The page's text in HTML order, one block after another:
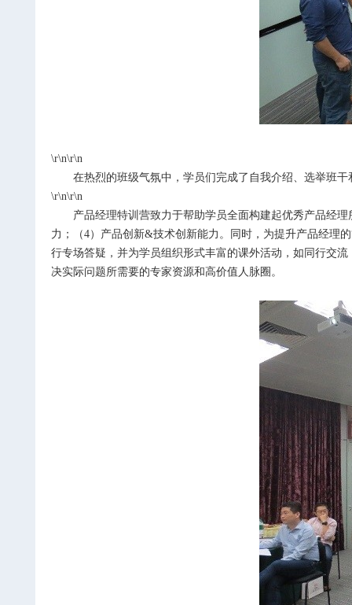
\r\n\r\n
在热烈的班级气氛中，学员们完成了自我介绍、选举班
\r\n\r\n
产品经理特训营致力于帮助学员全面构建起优秀产品经
力；（4）产品创新&技术创新能力。同时，为提升产品经理
行专场答疑，并为学员组织形式丰富的课外活动，如同行交
决实际问题所需要的专家资源和高价值人脉圈。